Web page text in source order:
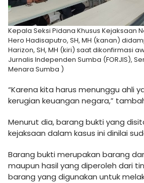
Kepala Seksi Pidana Khusus Kejaksaan
Hero Hadisaputro, SH, MH (kanan)
Harizon, SH, MH (kiri) saat dikonfirmasi
Jurnalis Independen Sumba (FORJIS),
Menara Sumba )
“Karena kita harus menunggu ahli
kerugian keuangan negara,”
Menurut dia, barang bukti yang
kejaksaan dalam kasus ini dinilai
Barang bukti merupakan barang
maupun hasil yang diperoleh dari
barang yang digunakan untuk